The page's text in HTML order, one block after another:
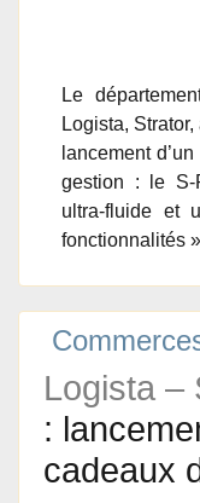
Le
Logista,
lancement
gestion : le S-
ultra-fluide et
fonctionnalités
Logista –
:
cadeaux